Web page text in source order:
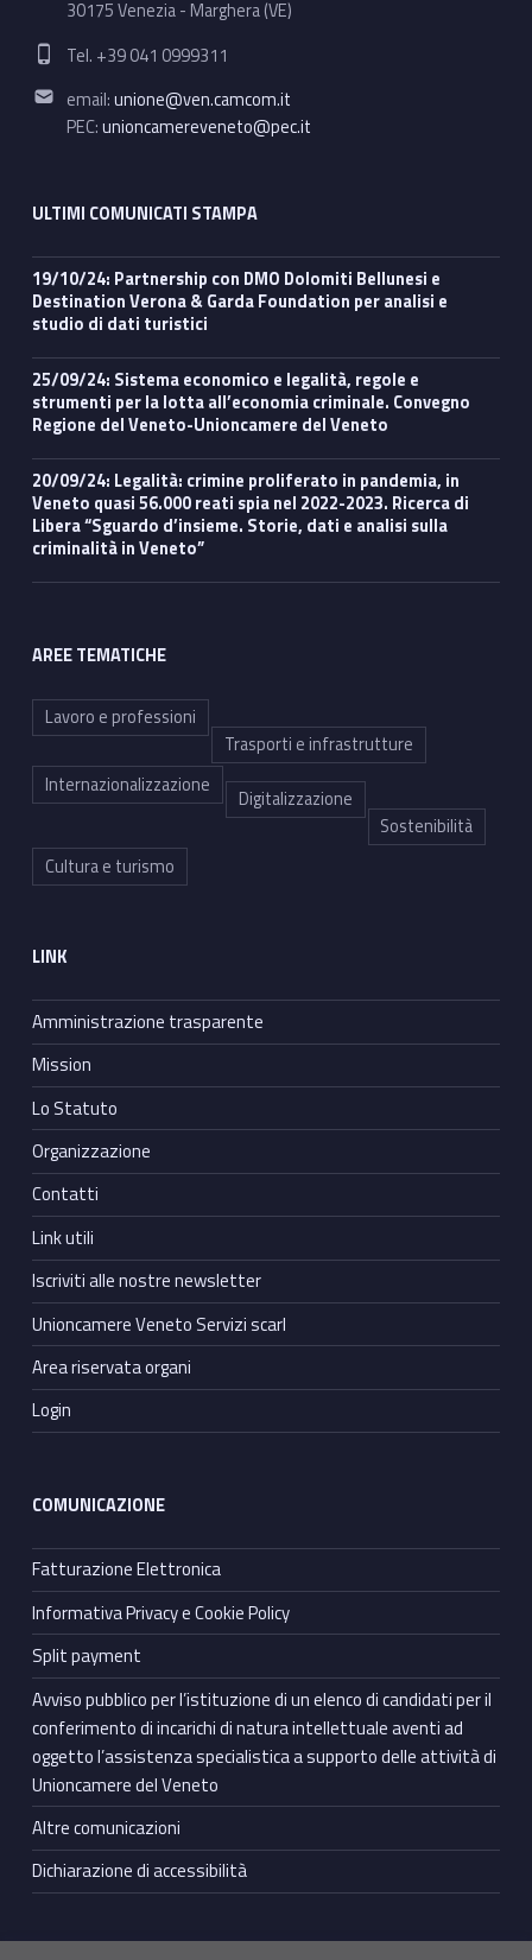
30175 Venezia - Marghera (VE)
Phone number:
Tel. +39 041 0999311
Email address:
email:unione@ven.camcom.it
PEC:unioncamereveneto@pec.it
ULTIMI COMUNICATI STAMPA
19/10/24: Partnership con DMO Dolomiti Bellunesi e
Destination Verona & Garda Foundation per analisi e
studio di dati turistici
25/09/24: Sistema economico e legalità, regole e
strumenti per la lotta all’economia criminale. Convegno
Regione del Veneto-Unioncamere del Veneto
20/09/24: Legalità: crimine proliferato in pandemia, in
Veneto quasi 56.000 reati spia nel 2022-2023. Ricerca di
Libera “Sguardo d’insieme. Storie, dati e analisi sulla
criminalità in Veneto”
AREE TEMATICHE
Lavoro e professioni
Trasporti e infrastrutture
Internazionalizzazione
Digitalizzazione
Sostenibilità
Cultura e turismo
LINK
Amministrazione trasparente
Mission
Lo Statuto
Organizzazione
Contatti
Link utili
Iscriviti alle nostre newsletter
Unioncamere Veneto Servizi scarl
Area riservata organi
Login
COMUNICAZIONE
Fatturazione Elettronica
Informativa Privacy e Cookie Policy
Split payment
Avviso pubblico per l’istituzione di un elenco di candidati per il
conferimento di incarichi di natura intellettuale aventi ad
oggetto l’assistenza specialistica a supporto delle attività di
Unioncamere del Veneto
Altre comunicazioni
Dichiarazione di accessibilità